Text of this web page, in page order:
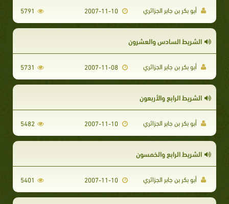
أبو بكر بن جابر الجزائري 5791
الشريط السادس والعشرون
أبو بكر بن جابر الجزائري 5731
الشريط الرابع والأربعون
أبو بكر بن جابر الجزائري 5482
الشريط الرابع والخمسون
أبو بكر بن جابر الجزائري 5401